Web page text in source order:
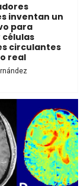
inventan un
para
circulantes
real